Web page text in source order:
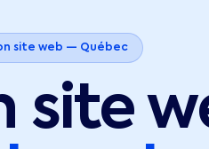
site web — Québec
site